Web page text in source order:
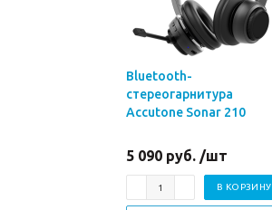
Bluetooth-
стереогарнитура
Accutone Sonar 210
5 090 руб. /шт
В КОРЗИНУ